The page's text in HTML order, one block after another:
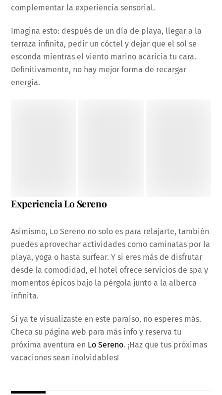
complementar la experiencia sensorial.
Imagina esto: después de un día de playa, llegar a la
terraza infinita, pedir un cóctel y dejar que el sol se
esconda mientras el viento marino acaricia tu cara.
Definitivamente, no hay mejor forma de recargar
energía.
Experiencia Lo Sereno
Asimismo, Lo Sereno no solo es para relajarte, también
puedes aprovechar actividades como caminatas por la
playa, yoga o hasta surfear. Y si eres más de disfrutar
desde la comodidad, el hotel ofrece servicios de spa y
momentos épicos bajo la pérgola junto a la alberca
infinita.
Si ya te visualizaste en este paraíso, no esperes más.
Checa su página web para más info y reserva tu
próxima aventura en Lo Sereno. ¡Haz que tus próximas
vacaciones sean inolvidables!